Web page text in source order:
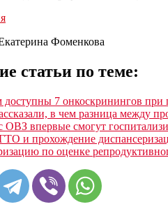
Фоменкова
статьи по теме:
доступны 7 онкоскринингов
в чем разница между
ОВЗ впервые смогут
и прохождение
по оценке